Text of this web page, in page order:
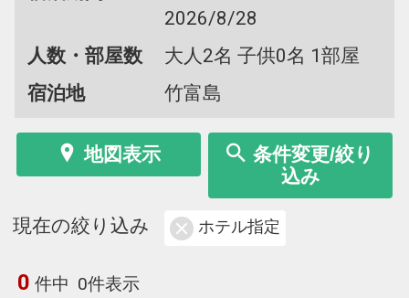
2026/8/28
人数・部屋数
大人2名 子供0名 1部屋
宿泊地
竹富島
地図表示
条件変更/絞り
込み
現在の絞り込み ホテル指定
0 件中 0件表示